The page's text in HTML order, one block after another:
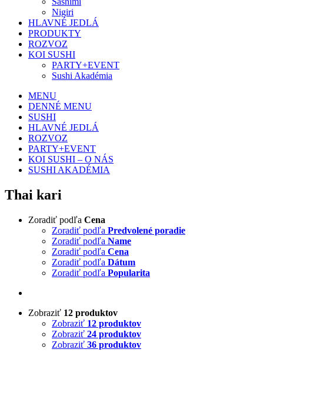
Nigiri
HLAVNÉ JEDLÁ
PRODUKTY
ROZVOZ
KOI SUSHI
PARTY+EVENT
Sushi Akadémia
MENU
DENNÉ MENU
SUSHI
HLAVNÉ JEDLÁ
ROZVOZ
PARTY+EVENT
KOI SUSHI – O NÁS
SUSHI AKADÉMIA
Thai kari
Zoradiť podľa Cena
Zoradiť podľa Predvolené poradie
Zoradiť podľa Name
Zoradiť podľa Cena
Zoradiť podľa Dátum
Zoradiť podľa Popularita
Zobraziť 12 produktov
Zobraziť 12 produktov
Zobraziť 24 produktov
Zobraziť 36 produktov